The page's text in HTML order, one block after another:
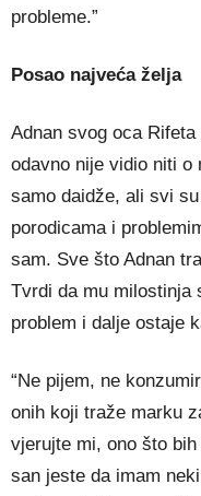
probleme.”
Posao najveća želja
Adnan svog oca
odavno nije vidio niti o
samo daidže, ali svi
porodicama i
sam. Sve što Adnan
Tvrdi da mu milostinja
problem i dalje ostaje
“Ne pijem, ne
onih koji traže marku
vjerujte mi, ono što
san jeste da imam